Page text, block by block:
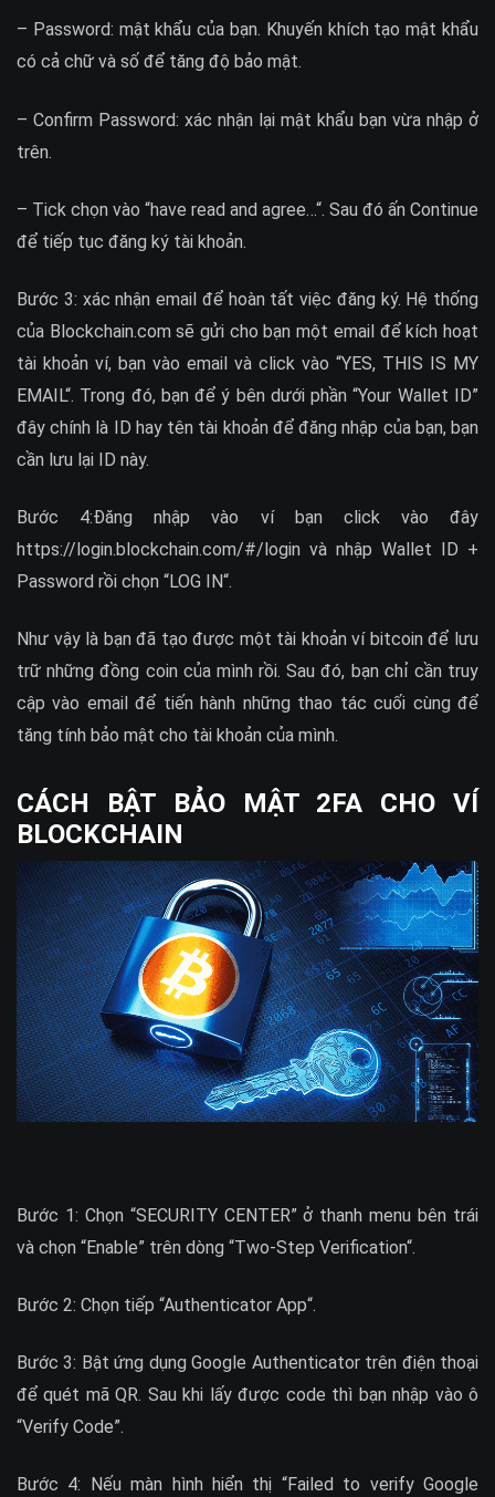
– Password: mật khẩu của bạn. Khuyến khích tạo mật khẩu
có cả chữ và số để tăng độ bảo mật.
– Confirm Password: xác nhận lại mật khẩu bạn vừa nhập ở
trên.
– Tick chọn vào “have read and agree…“. Sau đó ấn Continue
để tiếp tục đăng ký tài khoản.
Bước 3: xác nhận email để hoàn tất việc đăng ký. Hệ thống
của Blockchain.com sẽ gửi cho bạn một email để kích hoạt
tài khoản ví, bạn vào email và click vào “YES, THIS IS MY
EMAIL“. Trong đó, bạn để ý bên dưới phần “Your Wallet ID”
đây chính là ID hay tên tài khoản để đăng nhập của bạn, bạn
cần lưu lại ID này.
Bước 4:Đăng nhập vào ví bạn click vào đây
https://login.blockchain.com/#/login và nhập Wallet ID +
Password rồi chọn “LOG IN“.
Như vậy là bạn đã tạo được một tài khoản ví bitcoin để lưu
trữ những đồng coin của mình rồi. Sau đó, bạn chỉ cần truy
cập vào email để tiến hành những thao tác cuối cùng để
tăng tính bảo mật cho tài khoản của mình.
CÁCH BẬT BẢO MẬT 2FA CHO VÍ
BLOCKCHAIN
Bước 1: Chọn “SECURITY CENTER” ở thanh menu bên trái
và chọn “Enable” trên dòng “Two-Step Verification“.
Bước 2: Chọn tiếp “Authenticator App“.
Bước 3: Bật ứng dụng Google Authenticator trên điện thoại
để quét mã QR. Sau khi lấy được code thì bạn nhập vào ô
“Verify Code”.
Bước 4: Nếu màn hình hiển thị “Failed to verify Google